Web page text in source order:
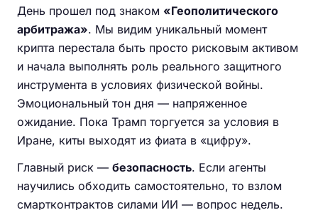
День прошел под знаком «Геополитического
арбитража». Мы видим уникальный момент
крипта перестала быть просто рисковым активом
и начала выполнять роль реального защитного
инструмента в условиях физической войны.
Эмоциональный тон дня — напряженное
ожидание. Пока Трамп торгуется за условия в
Иране, киты выходят из фиата в «цифру».
Главный риск — безопасность. Если агенты
научились обходить самостоятельно, то взлом
смартконтрактов силами ИИ — вопрос недель.